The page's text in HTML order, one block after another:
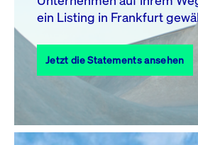
17 18 19 20
27 28
31
Alle
ein Listing in Frankfurt
Jetzt die Statements ansehen